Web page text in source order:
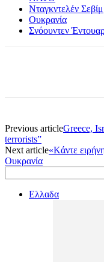
Νταγκντελέν Σεβίμ
Ουκρανία
Σνόουντεν
Previous articleGreece,
terrorists”
Next article«Kάντε
Ουκρανία
Ελλαδα